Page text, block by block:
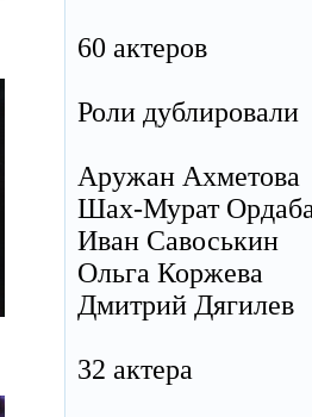
60 актеров
Роли дублировали
Аружан Ахметова
Шах-Мурат
Иван Савоськин
Ольга Коржева
Дмитрий Дягилев
32 актера